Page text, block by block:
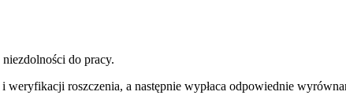
do pracy.
roszczenia, a następnie wypłaca odpowiednie